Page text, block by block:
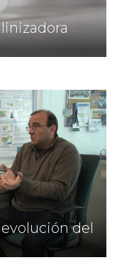
del